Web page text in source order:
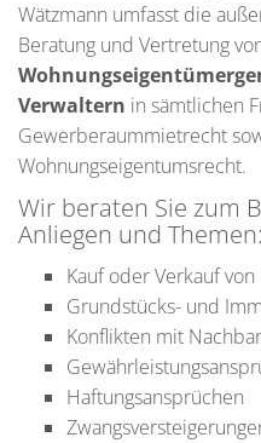
Wätzmann umfasst die
Beratung und Vertretung
Verwaltern in sämtlichen
Gewerberaummietrecht
Wohnungseigentumsrecht.
Wir beraten Sie zum
Anliegen und Themen:
Kauf oder Verkauf
Grundstücks- und
Konflikten mit
Haftungsansprüchen